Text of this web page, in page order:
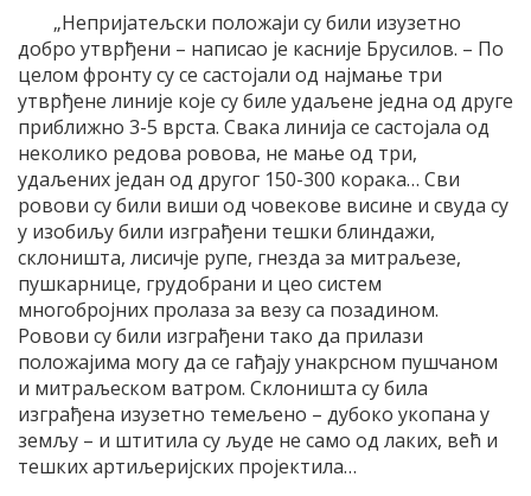
„Непријатељски положаји су били изузетно
добро утврђени – написао је касније Брусилов. – По
целом фронту су се састојали од најмање три
утврђене линије које су биле удаљене једна од друге
приближно 3-5 врста. Свака линија се састојала од
неколико редова ровова, не мање од три,
удаљених један од другог 150-300 корака… Сви
ровови су били виши од човекове висине и свуда су
у изобиљу били изграђени тешки блиндажи,
склоништа, лисичје рупе, гнезда за митраљезе,
пушкарнице, грудобрани и цео систем
многобројних пролаза за везу са позадином.
Ровови су били изграђени тако да прилази
положајима могу да се гађају унакрсном пушчаном
и митраљеском ватром. Склоништа су била
изграђена изузетно темељено – дубоко укопана у
земљу – и штитила су људе не само од лаких, већ и
тешких артиљеријских пројектила…